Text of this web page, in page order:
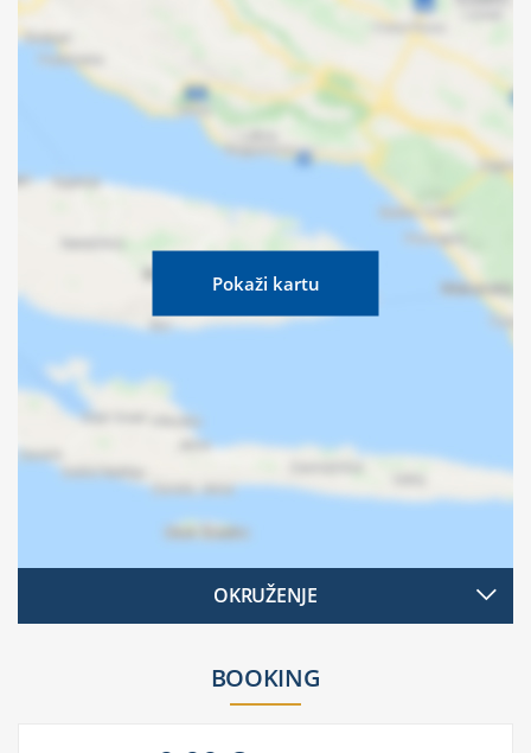
Pokaži kartu
OKRUŽENJE
BOOKING